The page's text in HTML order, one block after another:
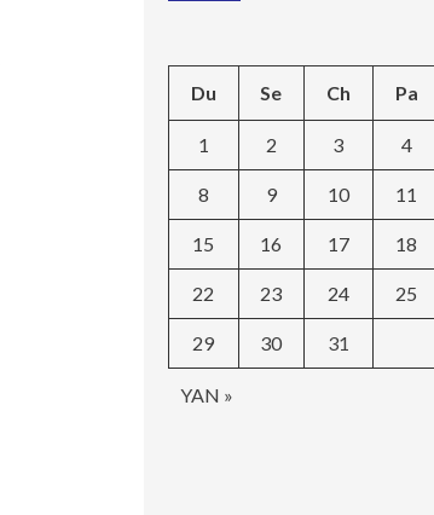
Du Se Ch Pa
YAN »
1 2 3 4
8 9 10 11
15 16 17 18
22 23 24 25
29 30 31